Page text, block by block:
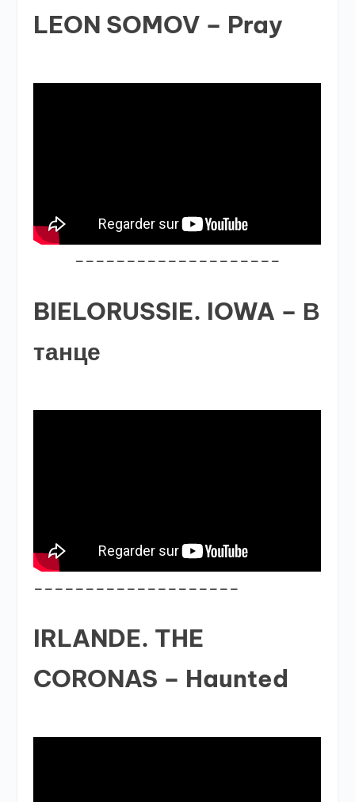
LEON SOMOV – Pray
____________________
BIELORUSSIE. IOWA – В
танце
____________________
IRLANDE. THE
CORONAS – Haunted